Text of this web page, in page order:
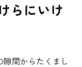
らにいけ
間からたくまし